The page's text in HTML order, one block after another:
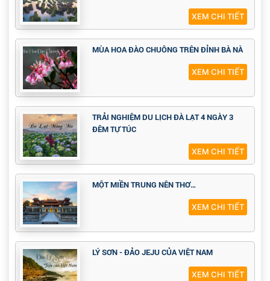
XEM CHI TIẾT
MÙA HOA ĐÀO CHUÔNG TRÊN ĐỈNH BÀ NÀ
XEM CHI TIẾT
TRẢI NGHIỆM DU LỊCH ĐÀ LẠT 4 NGÀY 3
ĐÊM TỰ TÚC
XEM CHI TIẾT
MỘT MIỀN TRUNG NÊN THƠ…
XEM CHI TIẾT
LÝ SƠN - ĐẢO JEJU CỦA VIỆT NAM
XEM CHI TIẾT